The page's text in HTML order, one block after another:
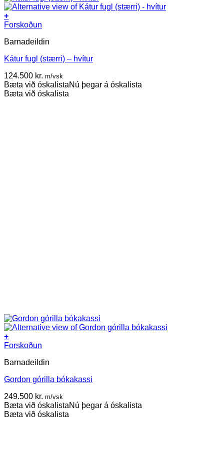
+
Forskoðun
Barnadeildin
Kátur fugl (stærri) – hvítur
124.500 kr. m/vsk
Bæta við óskalistaNú þegar á óskalista
Bæta við óskalista
+
Forskoðun
Barnadeildin
Gordon górilla bókakassi
249.500 kr. m/vsk
Bæta við óskalistaNú þegar á óskalista
Bæta við óskalista